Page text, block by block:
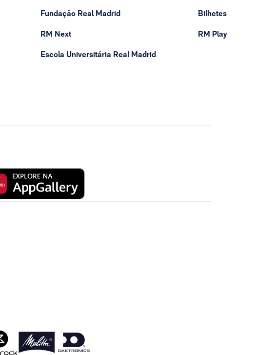
Fundação Real Madrid
RM Next
Escola Universitária Real Madrid
Bilhetes
RM Play